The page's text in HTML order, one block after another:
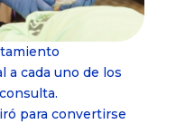
a cada uno de los
para convertirse